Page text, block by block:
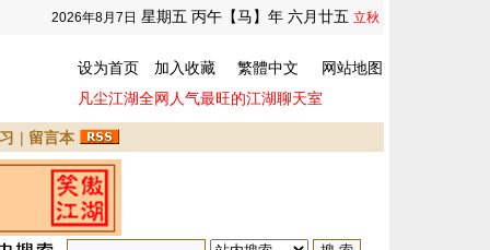
2026年8月7日 星期五 丙午【马】年 六月廿五 立秋
设为首页 加入收藏 繁體中文
网站地图
凡尘江湖全网人气最旺的江湖聊天室
| 留言本